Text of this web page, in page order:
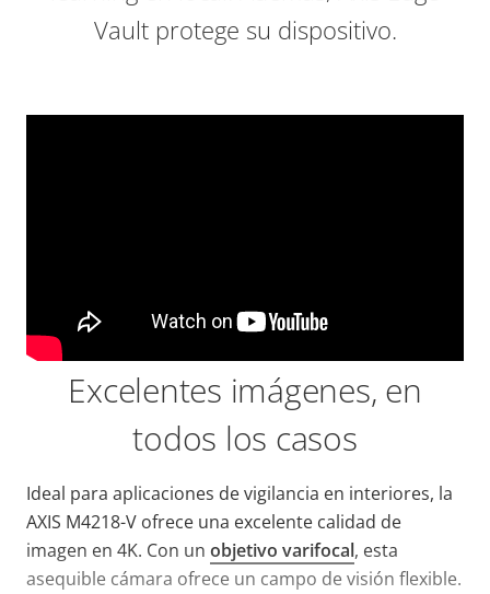
Vault protege su dispositivo.
Excelentes imágenes, en
todos los casos
Ideal para aplicaciones de vigilancia en interiores, la
AXIS M4218-V ofrece una excelente calidad de
imagen en 4K. Con un objetivo varifocal, esta
asequible cámara ofrece un campo de visión flexible.